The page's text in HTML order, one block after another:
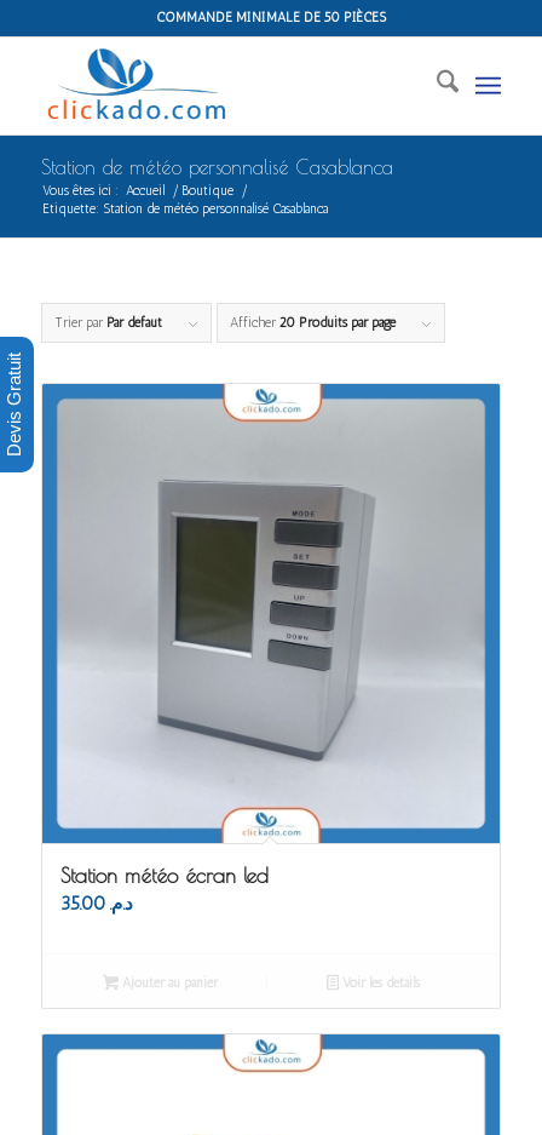
COMMANDE MINIMALE DE 50 PIÈCES
Station de météo personnalisé Casablanca
Vous êtes ici : Accueil / Boutique
/
Etiquette: Station de météo personnalisé Casablanca
Trier par Par défaut Afficher 20 Produits par page
Station météo écran led
د.م. 35.00
Ajouter au panier Voir les détails
Devis Gratuit